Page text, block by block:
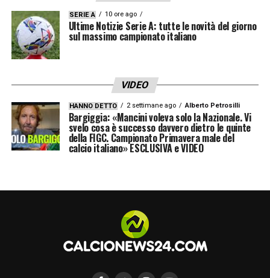
SERIE A 10 ore ago
Ultime Notizie Serie A: tutte le novità del giorno
sul massimo campionato italiano
VIDEO
HANNO DETTO 2 settimane ago Alberto Petrosilli
Bargiggia: «Mancini voleva solo la Nazionale. Vi
svelo cosa è successo davvero dietro le quinte
della FIGC. Campionato Primavera male del
calcio italiano» ESCLUSIVA e VIDEO